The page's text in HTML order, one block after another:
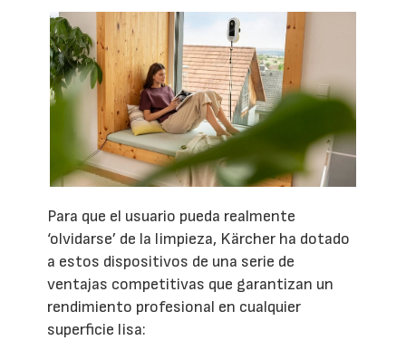
Para que el usuario pueda realmente
‘olvidarse’ de la limpieza, Kärcher ha dotado
a estos dispositivos de una serie de
ventajas competitivas que garantizan un
rendimiento profesional en cualquier
superficie lisa: